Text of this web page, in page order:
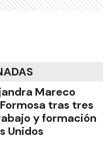
Mareco
tras tres
y formación
Unidos